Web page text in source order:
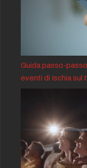
Guida passo-
eventi di Ischia sul